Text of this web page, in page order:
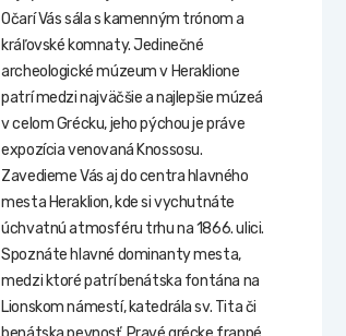
Očarí Vás sála s kamenným trónom a
kráľovské komnaty. Jedinečné
archeologické múzeum v Heraklione
patrí medzi najväčšie a najlepšie múzeá
v celom Grécku, jeho pýchou je práve
expozícia venovaná Knossosu.
Zavedieme Vás aj do centra hlavného
mesta Heraklion, kde si vychutnáte
úchvatnú atmosféru trhu na 1866. ulici.
Spoznáte hlavné dominanty mesta,
medzi ktoré patrí benátska fontána na
Lionskom námestí, katedrála sv. Tita či